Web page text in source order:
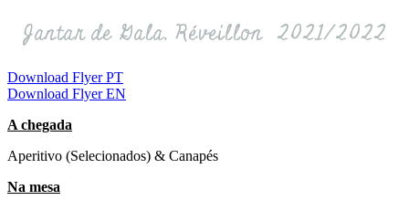
Jantar de Gala, Réveillon 2021/2022
Download Flyer PT
Download Flyer EN
A chegada
Aperitivo (Selecionados) & Canapés
Na mesa